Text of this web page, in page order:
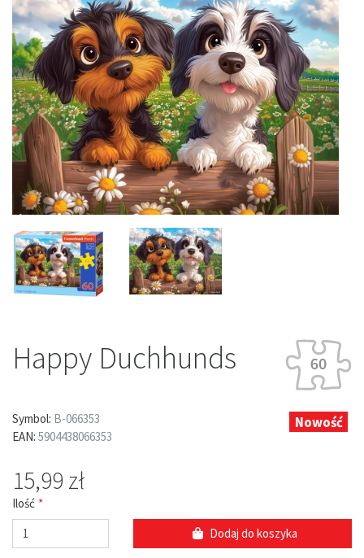
Happy Duchhunds
Symbol: B-066353
EAN: 5904438066353
Nowość
15,99 zł
Ilość
Dodaj do koszyka